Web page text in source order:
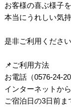
お客様の喜ぶ様子
本当にうれしい気
是非ご利用くださ
📌ご利用方法
お電話（0576-24-
インターネットか
ご宿泊日の3日前ま